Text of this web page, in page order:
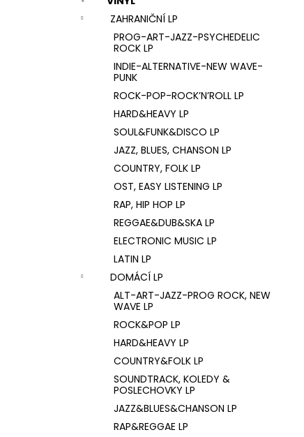
ZAHRANIČNÍ LP
PROG-ART-JAZZ-PSYCHEDELIC
ROCK LP
INDIE-ALTERNATIVE-NEW WAVE-
PUNK
ROCK-POP-ROCK’N’ROLL LP
HARD&HEAVY LP
SOUL&FUNK&DISCO LP
JAZZ, BLUES, CHANSON LP
COUNTRY, FOLK LP
OST, EASY LISTENING LP
RAP, HIP HOP LP
REGGAE&DUB&SKA LP
ELECTRONIC MUSIC LP
LATIN LP
DOMÁCÍ LP
ALT-ART-JAZZ-PROG ROCK, NEW
WAVE LP
ROCK&POP LP
HARD&HEAVY LP
COUNTRY&FOLK LP
SOUNDTRACK, KOLEDY &
POSLECHOVKY LP
JAZZ&BLUES&CHANSON LP
RAP&REGGAE LP
U2 – THE JOSHUA TREE LP
1 290 Kč